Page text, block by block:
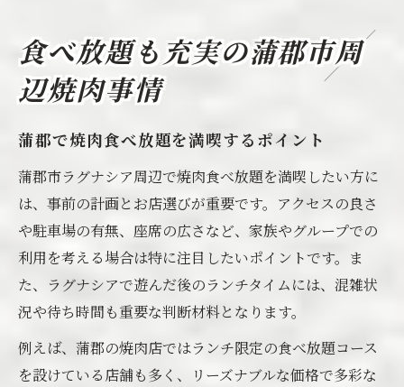
食べ放題も充実の蒲郡市周
辺焼肉事情
蒲郡で焼肉食べ放題を満喫するポイント
蒲郡市ラグナシア周辺で焼肉食べ放題を満喫したい方に
は、事前の計画とお店選びが重要です。アクセスの良さ
や駐車場の有無、座席の広さなど、家族やグループでの
利用を考える場合は特に注目したいポイントです。ま
た、ラグナシアで遊んだ後のランチタイムには、混雑状
況や待ち時間も重要な判断材料となります。
例えば、蒲郡の焼肉店ではランチ限定の食べ放題コース
を設けている店舗も多く、リーズナブルな価格で多彩な